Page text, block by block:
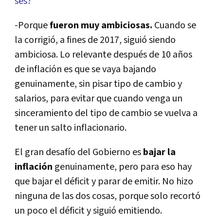
-Porquefueron muy ambiciosas. Cuando se
la corrigió, a fines de 2017, siguió siendo
ambiciosa. Lo relevante después de 10 años
de inflación es que se vaya bajando
genuinamente, sin pisar tipo de cambio y
salarios, para evitar que cuando venga un
sinceramiento del tipo de cambio se vuelva a
tener un salto inflacionario.
El gran desafí­o del Gobierno esbajar la
inflación genuinamente, pero para eso hay
que bajar el déficit y parar de emitir. No hizo
ninguna de las dos cosas, porque solo recortó
un poco el déficit y siguió emitiendo.